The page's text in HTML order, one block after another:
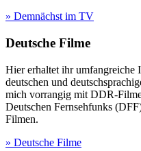
» Demnächst im TV
Deutsche Filme
Hier erhaltet ihr umfangreiche
deutschen und
mich vorrangig mit DDR-
Deutschen Fernsehfunks
Filmen.
» Deutsche Filme